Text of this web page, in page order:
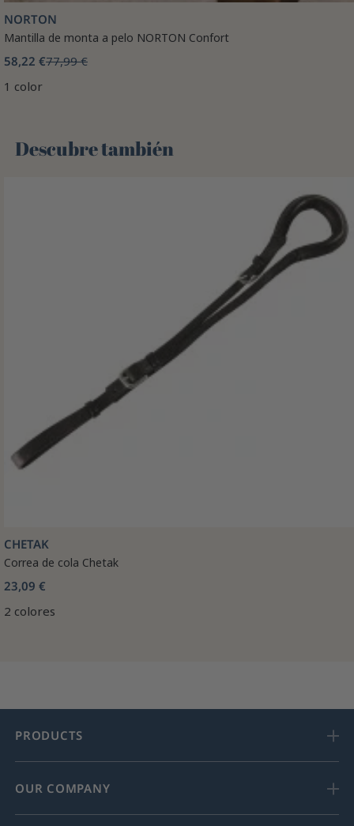
NORTON
Mantilla de monta a pelo NORTON Confort
58,22 €77,99 €
1 color
Descubre también 🌻
CHETAK
Correa de cola Chetak
23,09 €
2 colores
PRODUCTS
OUR COMPANY